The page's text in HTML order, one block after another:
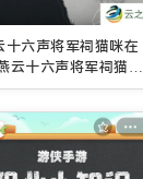
十六声将军祠猫咪在
云十六声将军祠猫戏
攻略